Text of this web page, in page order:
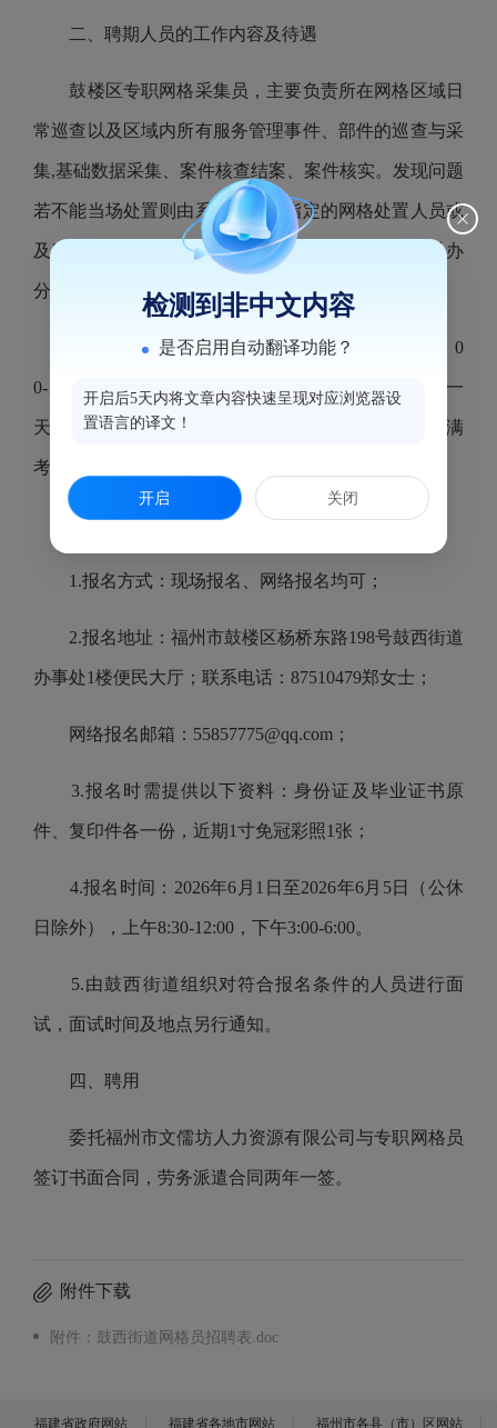
二、聘期人员的工作内容及待遇
鼓楼区专职网格采集员，主要负责所在网格区域日
常巡查以及区域内所有服务管理事件、部件的巡查与采
集,基础数据采集、案件核查结案、案件核实。发现问题
若不能当场处置则由系统派件至指定的网格处置人员或
及时上报区网格指挥中心人工立案、派遣，实现“采办
分离”。
网格采集员实行两班制工作制度，上班时间为7：0
0-15:00（早班）、15:00-22:00（晚班），上两天休一
天。试用期工资2100元/月，试用期为一个月，试用期满
考核合格后予以转正。
三、公开招聘流程
1.报名方式：现场报名、网络报名均可；
2.报名地址：福州市鼓楼区杨桥东路198号鼓西街道
办事处1楼便民大厅；联系电话：87510479郑女士；
网络报名邮箱：55857775@qq.com；
3.报名时需提供以下资料：身份证及毕业证书原
件、复印件各一份，近期1寸免冠彩照1张；
4.报名时间：2026年6月1日至2026年6月5日（公休
日除外），上午8:30-12:00，下午3:00-6:00。
5.由鼓西街道组织对符合报名条件的人员进行面
试，面试时间及地点另行通知。
四、聘用
委托福州市文儒坊人力资源有限公司与专职网格员
签订书面合同，劳务派遣合同两年一签。
附件下载
附件：鼓西街道网格员招聘表.doc
福建省政府网站 福建省各地市网站 福州市各县（市）区网站
检测到非中文内容
是否启用自动翻译功能？
开启后5天内将文章内容快速呈现对应浏览器设
置语言的译文！
开启 关闭